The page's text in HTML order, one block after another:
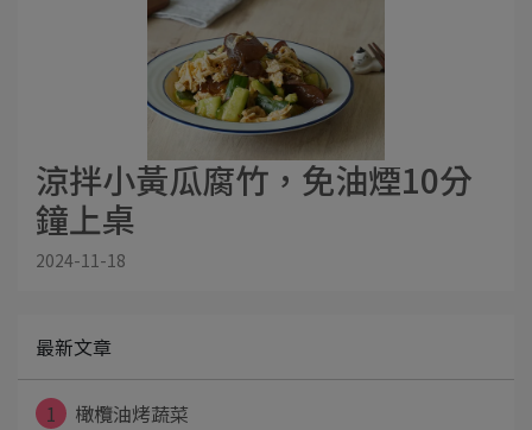
涼拌小黃瓜腐竹，免油煙10分
鐘上桌
2024-11-18
最新文章
1
橄欖油烤蔬菜